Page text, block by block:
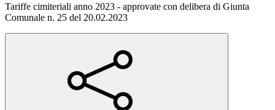
Tariffe cimiteriali anno 2023 - approvate con delibera di Giunta
Comunale n. 25 del 20.02.2023